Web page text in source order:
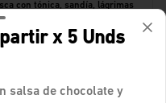
con tónica, sandía, lágrimas
naranja y romero.
x 5 Unds
salsa de chocolate y